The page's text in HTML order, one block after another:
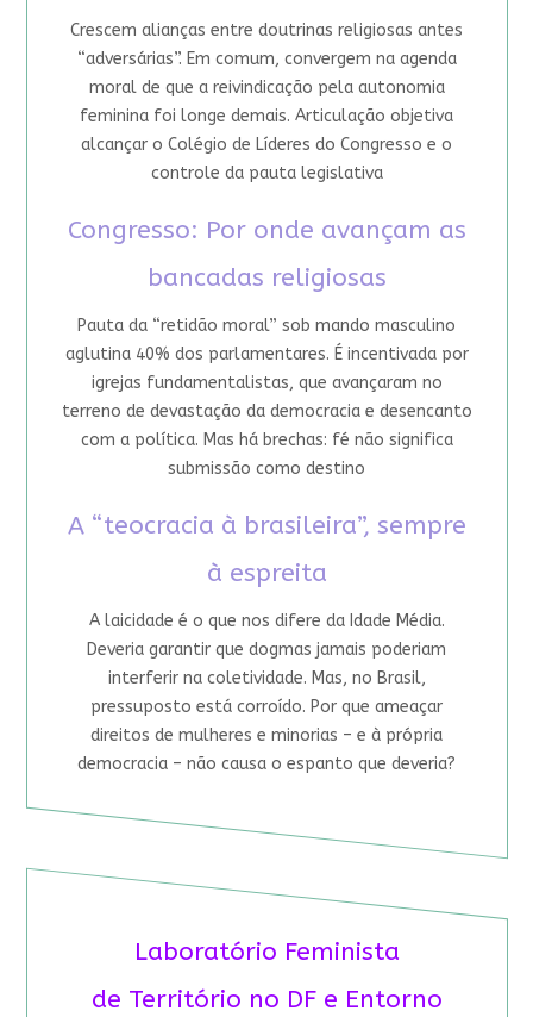
Crescem alianças entre doutrinas religiosas antes
“adversárias”. Em comum, convergem na agenda
moral de que a reivindicação pela autonomia
feminina foi longe demais. Articulação objetiva
alcançar o Colégio de Líderes do Congresso e o
controle da pauta legislativa
Congresso: Por onde avançam as
bancadas religiosas
Pauta da “retidão moral” sob mando masculino
aglutina 40% dos parlamentares. É incentivada por
igrejas fundamentalistas, que avançaram no
terreno de devastação da democracia e desencanto
com a política. Mas há brechas: fé não significa
submissão como destino
A “teocracia à brasileira”, sempre
à espreita
A laicidade é o que nos difere da Idade Média.
Deveria garantir que dogmas jamais poderiam
interferir na coletividade. Mas, no Brasil,
pressuposto está corroído. Por que ameaçar
direitos de mulheres e minorias – e à própria
democracia – não causa o espanto que deveria?
Laboratório Feminista
de Território no DF e Entorno